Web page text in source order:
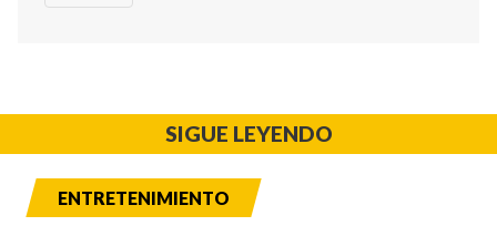
SIGUE LEYENDO
ENTRETENIMIENTO